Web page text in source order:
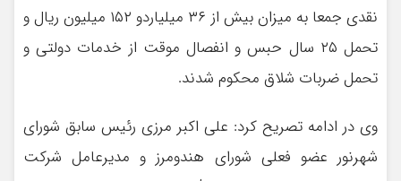
نقدی جمعا به میزان بیش از ۳۶ میلیاردو ۱۵۲ میلیون ریال و
تحمل ۲۵ سال حبس و انفصال موقت از خدمات دولتی و
تحمل ضربات شلاق محکوم شدند.
وی در ادامه تصریح کرد: علی اکبر مرزی رئیس سابق شورای
شهرنور عضو فعلی شورای هندومرز و مدیرعامل شرکت